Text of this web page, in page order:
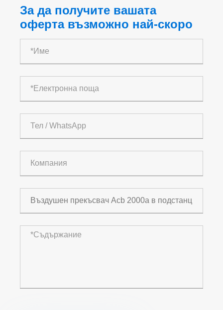
За да получите вашата
оферта възможно най-скоро